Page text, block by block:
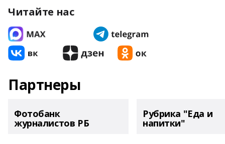
Читайте нас
Партнеры
Фотобанк
журналистов РБ
Рубрика "Еда и
напитки"